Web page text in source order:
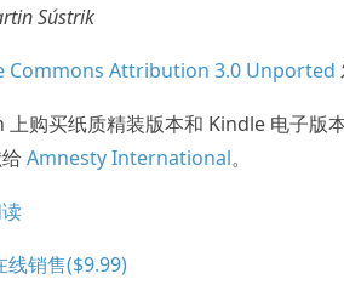
Sústrik
Commons Attribution 3.0 Unported
上购买纸质精装版本和 Kindle 电子版
Amnesty International。
销售($9.99)